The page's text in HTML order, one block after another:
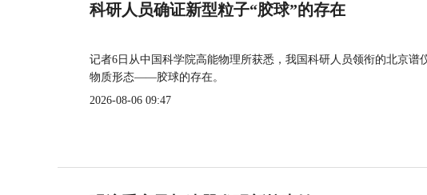
科研人员确证新型粒子“胶球”的存在
记者6日从中国科学院高能物理所获悉，我国科研人员领衔的北京
物质形态——胶球的存在。
2026-08-06 09:47